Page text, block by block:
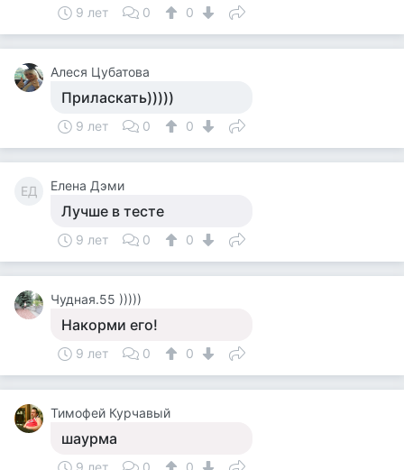
9 лет 0 0
Алеся Цубатова
Приласкать)))))
9 лет 0 0
ЕД Елена Дэми
Лучше в тесте
9 лет 0 0
Чудная.55 )))))
Накорми его!
9 лет 0 0
Тимофей Курчавый
шаурма
9 лет 0 0